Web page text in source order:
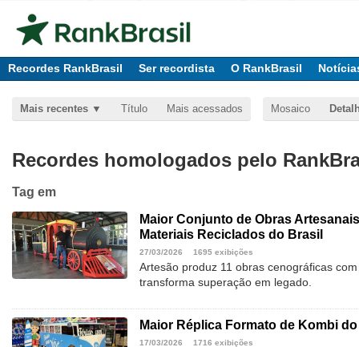
Recordes RankBrasil Ser recordista O RankBrasil
Mais recentes Título Mais acessados Mosaico
Recordes homologados pelo
Tag em
Maior Conjunto de Obras
Materiais Reciclados do Brasil
27/03/2026 1695 exibições
Artesão produz 11 obras cenográficas
transforma superação em legado.
Maior Réplica Formato de Kombi
17/03/2026 1716 exibições